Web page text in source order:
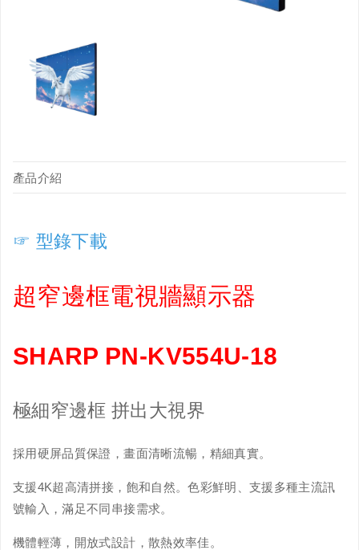
產品介紹
☞ 型錄下載
超窄邊框電視牆顯示器
SHARP PN-KV554U-18
極細窄邊框 拼出大視界
採用硬屏品質保證，畫面清晰流暢，精細真實。
支援4K超高清拼接，飽和自然。色彩鮮明、支援多種主流訊
號輸入，滿足不同串接需求。
機體輕薄，開放式設計，散熱效率佳。